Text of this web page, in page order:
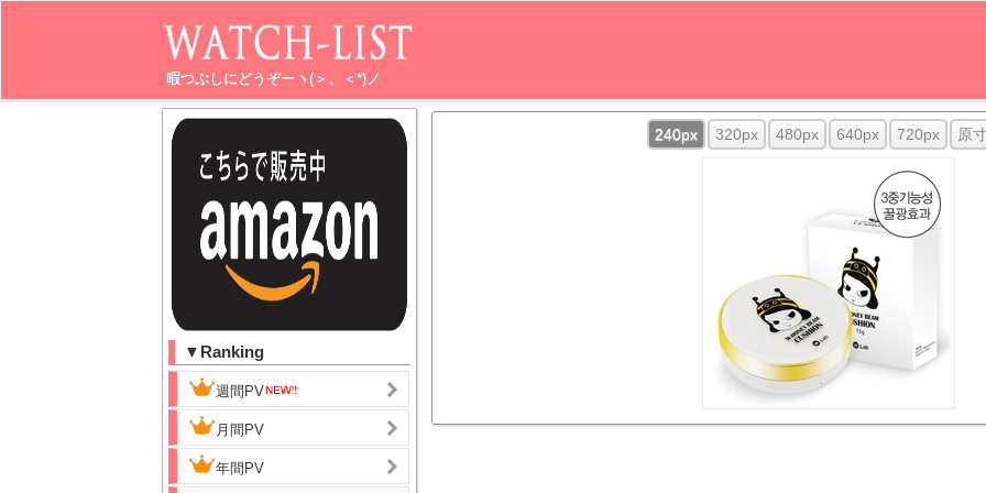
暇つぶしにどうぞーヽ(＞。＜*)ノ
▼Ranking
週間PV
月間PV
年間PV
240px 320px 480px 640px 720px 原